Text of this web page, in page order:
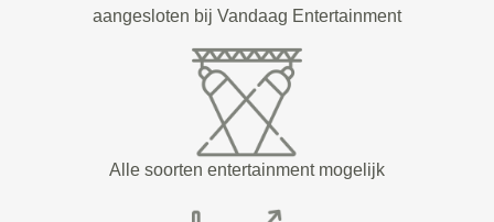
aangesloten bij Vandaag Entertainment
Alle soorten entertainment mogelijk